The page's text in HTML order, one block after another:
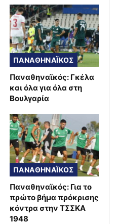
ΠΑΝΑΘΗΝΑΪΚΟΣ
Παναθηναϊκός: Γκέλα
και όλα για όλα στη
Βουλγαρία
ΠΑΝΑΘΗΝΑΪΚΟΣ
Παναθηναϊκός: Για το
πρώτο βήμα πρόκρισης
κόντρα στην ΤΣΣΚΑ
1948